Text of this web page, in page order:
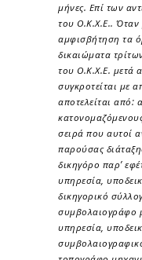
μήνες. Επί των
του Ο.Κ.Χ.Ε.. Όταν
αμφισβήτηση τα
δικαιώματα
του Ο.Κ.Χ.Ε. μετά
συγκροτείται με
αποτελείται από:
σειρά που αυτοί
παρούσας
δικηγόρο παρ’
υπηρεσία,
δικηγορικό
συμβολαιογράφο
υπηρεσία,